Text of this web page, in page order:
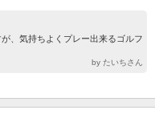
、気持ちよくプレー出来るゴルフ
by たいちさん